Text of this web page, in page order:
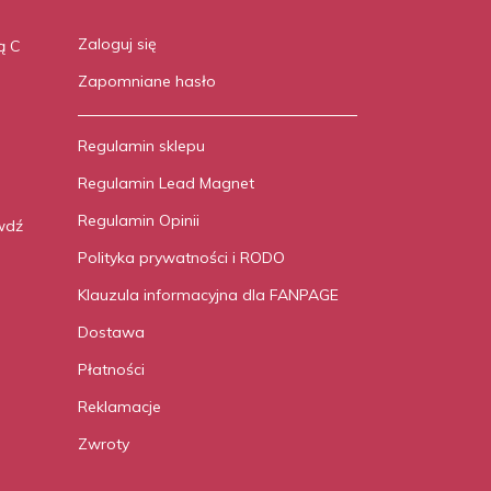
C
Zaloguj się
Zapomniane hasło
Regulamin sklepu
Regulamin Lead Magnet
Regulamin Opinii
Polityka prywatności i RODO
Klauzula informacyjna dla FANPAGE
Dostawa
Płatności
Reklamacje
Zwroty